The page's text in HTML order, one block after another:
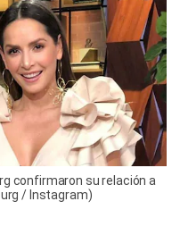
confirmaron su relación a
/ Instagram)